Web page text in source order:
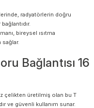
radyatörlerin doğru
bireysel ısıtma
Bağlantısı 16
çelikten üretilmiş olan bu T
ve güvenli kullanım sunar.